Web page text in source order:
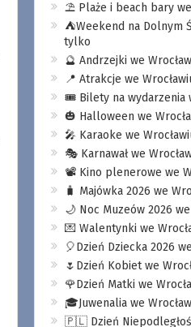
⛱️ Plaże i beach bary we
⛺️Weekend na Dolnym
tylko
🔮 Andrzejki we
📍 Atrakcje we
🎟️ Bilety na wydarzenia
🎃 Halloween we
🎤 Karaoke we
🎭 Karnawał we
📽️ Kino plenerowe we
🧳 Majówka 2026 we
🌙 Noc Muzeów 2026
💌 Walentynki we
🎈Dzień Dziecka 2026
🌷Dzień Kobiet we
🌹Dzień Matki we
🎓Juwenalia we
🇵🇱 Dzień